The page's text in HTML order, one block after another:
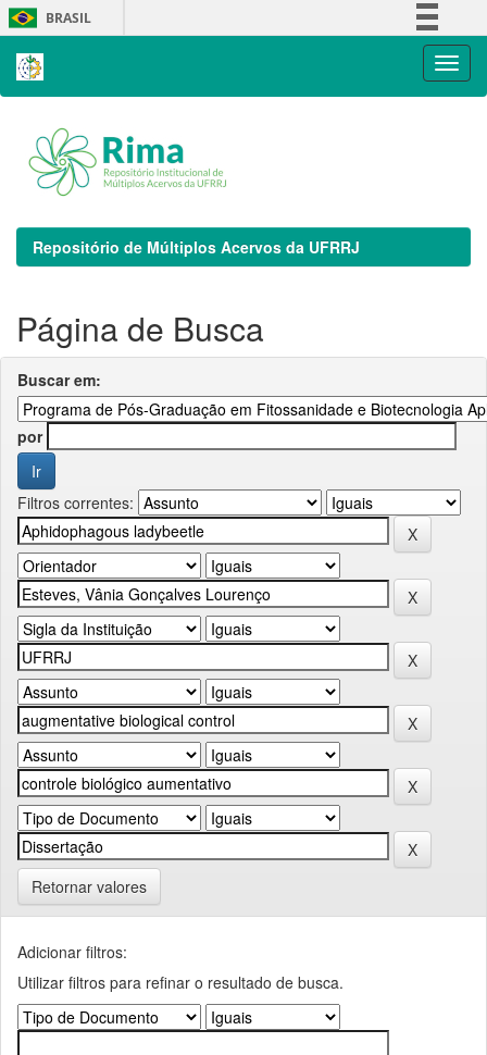
Skip
navigation
BRASIL
Repositório de Múltiplos Acervos da UFRRJ
Página de Busca
Buscar em:
por
Filtros correntes:
Retornar valores
Adicionar filtros:
Utilizar filtros para refinar o resultado de busca.